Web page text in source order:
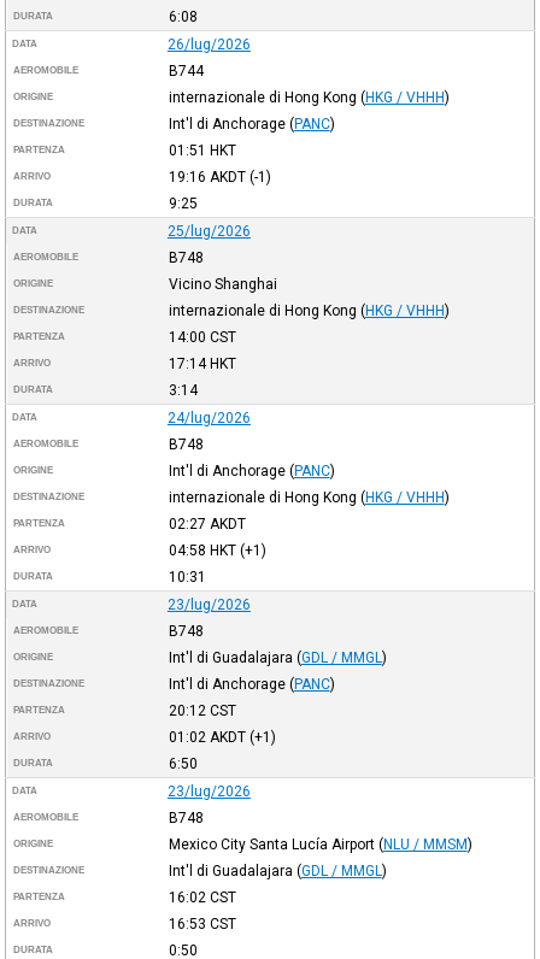
DURATA 6:08
DATA 26/lug/2026
AEROMOBILE B744
ORIGINE internazionale di Hong Kong (HKG / VHHH)
DESTINAZIONE Int'l di Anchorage (PANC)
PARTENZA 01:51 HKT
ARRIVO 19:16 AKDT(-1)
DURATA 9:25
DATA 25/lug/2026
AEROMOBILE B748
ORIGINE Vicino Shanghai
DESTINAZIONE internazionale di Hong Kong (HKG / VHHH)
PARTENZA 14:00 CST
ARRIVO 17:14HKT
DURATA 3:14
DATA 24/lug/2026
AEROMOBILE B748
ORIGINE Int'l di Anchorage (PANC)
DESTINAZIONE internazionale di Hong Kong (HKG / VHHH)
PARTENZA 02:27 AKDT
ARRIVO 04:58 HKT(+1)
DURATA 10:31
DATA 23/lug/2026
AEROMOBILE B748
ORIGINE Int'l di Guadalajara (GDL / MMGL )
DESTINAZIONE Int'l di Anchorage (PANC)
PARTENZA 20:12 CST
ARRIVO 01:02 AKDT(+1)
DURATA 6:50
DATA 23/lug/2026
AEROMOBILE B748
ORIGINE Mexico City Santa Lucía Airport (NLU / MMSM)
DESTINAZIONE Int'l di Guadalajara (GDL / MMGL )
PARTENZA 16:02 CST
ARRIVO 16:53 CST
DURATA 0:50